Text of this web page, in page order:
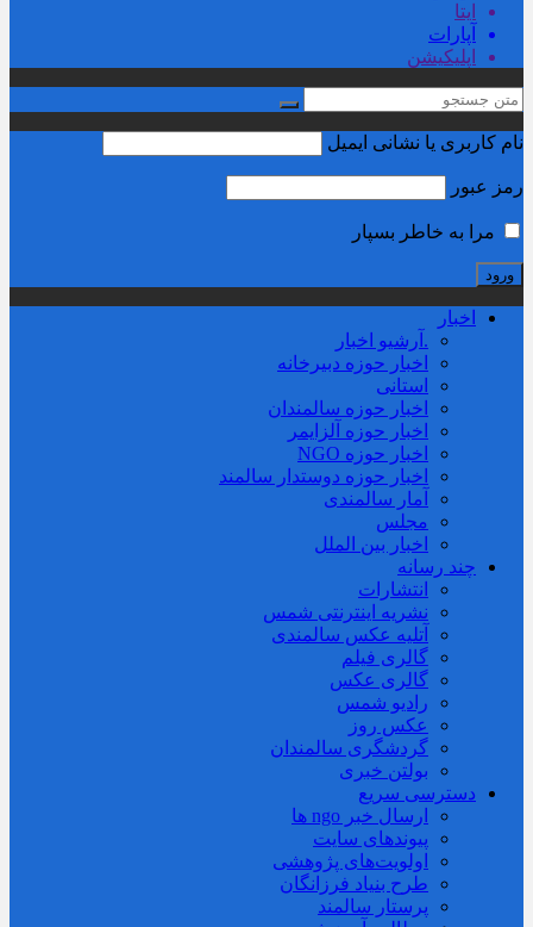
ایتا
آپارات
اپلیکیشن
نام کاربری یا نشانی ایمیل
رمز عبور
مرا به خاطر بسپار
اخبار
.آرشیو اخبار
اخبار حوزه دبیرخانه
استانی
اخبار حوزه سالمندان
اخبار حوزه آلزايمر
اخبار حوزه NGO
اخبار حوزه دوستدار سالمند
آمار سالمندی
مجلس
اخبار بین الملل
چند رسانه
انتشارات
نشریه اینترنتی شمس
آتلیه عکس سالمندی
گالری فیلم
گالری عکس
رادیو شمس
عکس روز
گردشگری سالمندان
بولتن خبری
دسترسی سریع
ارسال خبر ngo ها
پیوندهای سایت
اولویت‌های پژوهشی
طرح بنیاد فرزانگان
پرستار سالمند